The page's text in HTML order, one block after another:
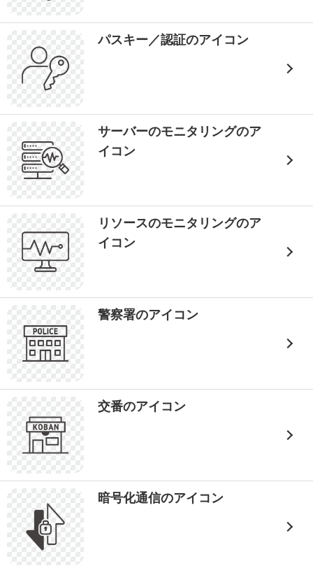
パスキー／認証のアイコン
サーバーのモニタリングのア
イコン
リソースのモニタリングのア
イコン
警察署のアイコン
交番のアイコン
暗号化通信のアイコン